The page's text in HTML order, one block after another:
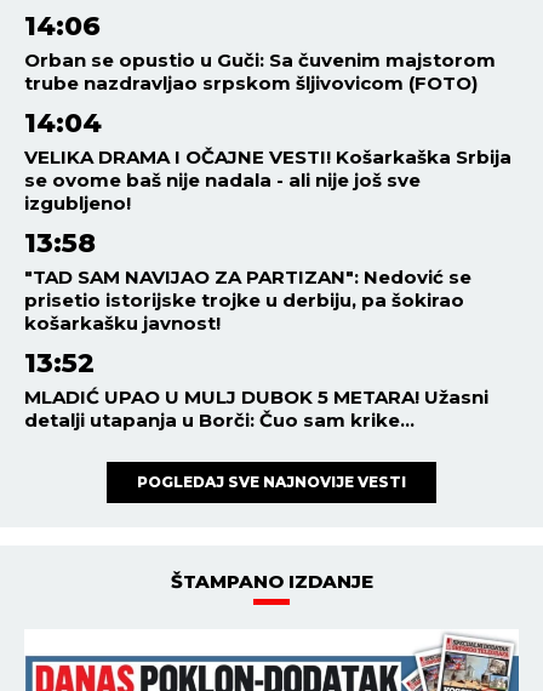
14:06
Orban se opustio u Guči: Sa čuvenim majstorom
trube nazdravljao srpskom šljivovicom (FOTO)
14:04
VELIKA DRAMA I OČAJNE VESTI! Košarkaška Srbija
se ovome baš nije nadala - ali nije još sve
izgubljeno!
13:58
"TAD SAM NAVIJAO ZA PARTIZAN": Nedović se
prisetio istorijske trojke u derbiju, pa šokirao
košarkašku javnost!
13:52
MLADIĆ UPAO U MULJ DUBOK 5 METARA! Užasni
detalji utapanja u Borči: Čuo sam krike...
POGLEDAJ SVE NAJNOVIJE VESTI
ŠTAMPANO IZDANJE